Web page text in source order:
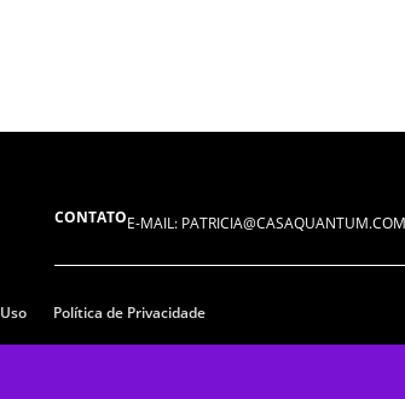
CONTATOE-MAIL:
Política de Privacidade